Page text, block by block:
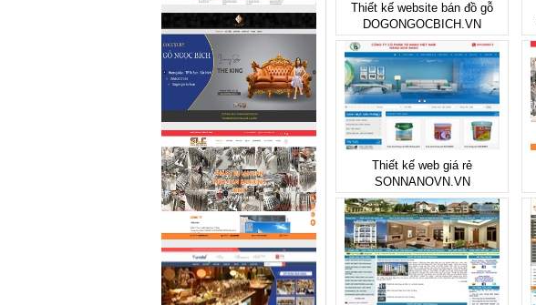
Thiết kế website bán đồ gỗ
DOGONGOCBICH.VN
Thiết kế web giá rẻ
SONNANOVN.VN